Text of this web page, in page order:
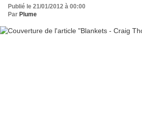
Publié le 21/01/2012 à 00:00
Par Plume